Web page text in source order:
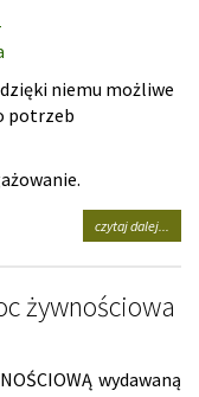
niemu możliwe
potrzeb
czytaj dalej...
żywnościowa
wydawaną